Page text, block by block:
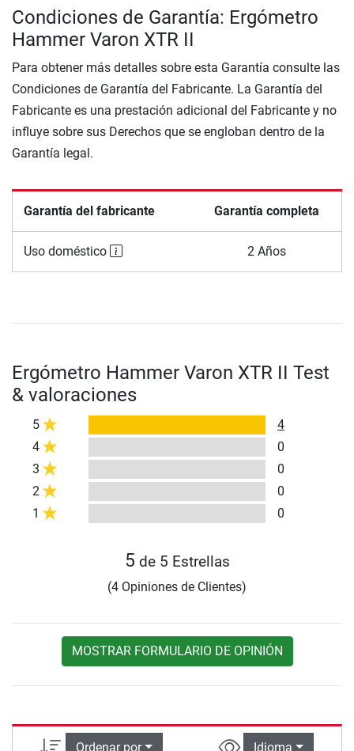
Condiciones de Garantía: Ergómetro
Hammer Varon XTR II
Para obtener más detalles sobre esta Garantía consulte las
Condiciones de Garantía del Fabricante. La Garantía del
Fabricante es una prestación adicional del Fabricante y no
influye sobre sus Derechos que se engloban dentro de la
Garantía legal.
Garantía del fabricante Garantía completa
Uso doméstico 2 Años
Ergómetro Hammer Varon XTR II Test
& valoraciones
5
4
4
0
3
0
2
0
1
0
5 de 5 Estrellas
(4 Opiniones de Clientes)
MOSTRAR FORMULARIO DE OPINIÓN
Ordenar por Idioma